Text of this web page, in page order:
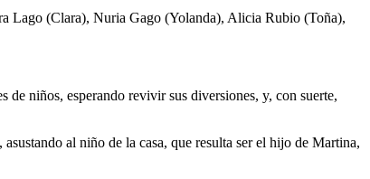
Lago (Clara), Nuria Gago (Yolanda), Alicia Rubio (Toña),
niños, esperando revivir sus diversiones, y, con suerte,
al niño de la casa, que resulta ser el hijo de Martina,